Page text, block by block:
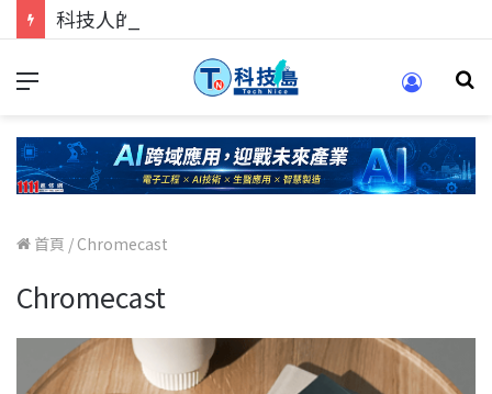
首頁 / Chromecast
Chromecast